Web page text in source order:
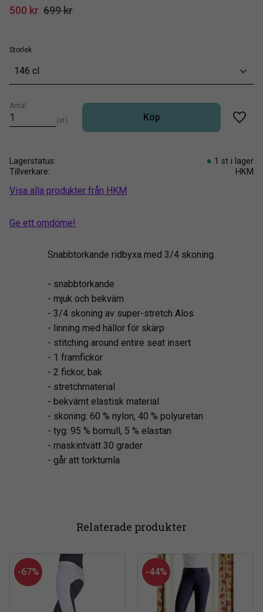
Nedsatt pris:
500 kr Ordinarie pris:
699kr
Storlek
146 cl
Antal
st Köp
Lägg
Lagerstatus
1 st i lager
Tillverkare
HKM
Visa alla produkter från HKM
Ge ett omdöme!
Snabbtorkande ridbyxa med 3/4 skoning.
- snabbtorkande
- mjuk och bekväm
- 3/4 skoning av super-stretch Alos
- linning med hällor för skärp
- stitching around entire seat insert
- 1 framfickor
- 2 fickor, bak
- stretchmaterial
- bekvämt elastisk material
- skoning: 60 % nylon, 40 % polyuretan
- tyg: 95 % bomull, 5 % elastan
- maskintvätt 30 grader
- går att torktumla
Relaterade produkter
67% 44%